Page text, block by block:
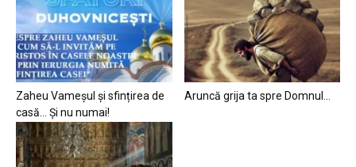
Zaheu Vameșul și sfințirea de
casă… Și nu numai!
Aruncă grija ta spre Domnul…